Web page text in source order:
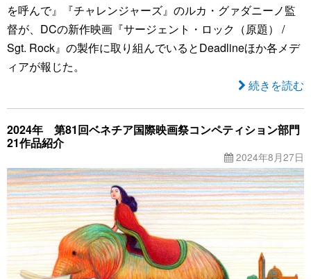
を呼んで』『チャレンジャーズ』のルカ・グァダニーノ監
督が、DCの新作映画『サージェント・ロック（原題） /
Sgt. Rock』の製作に取り組んでいるとDeadlineほか各メデ
ィアが報じた。
続きを読む
2024年 第81回ベネチア国際映画祭コンペティション部門
21作品紹介
2024年8月27日